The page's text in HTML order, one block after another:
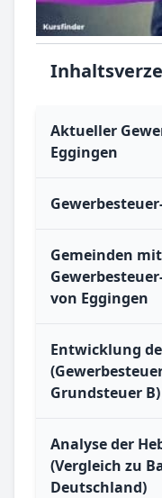
Aktueller
Eggingen
Gemeinden
von Eggingen
Entwicklung
Grundsteuer B)
Analyse der
(Vergleich zu
Deutschland)